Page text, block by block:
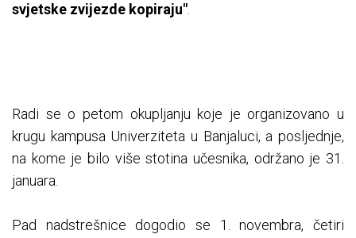
svjetske zvijezde kopiraju"
Radi se o petom okupljanju koje je organizovano u
krugu kampusa Univerziteta u Banjaluci, a posljednje,
na kome je bilo više stotina učesnika, održano je 31.
januara.
Pad nadstrešnice dogodio se 1. novembra, četiri